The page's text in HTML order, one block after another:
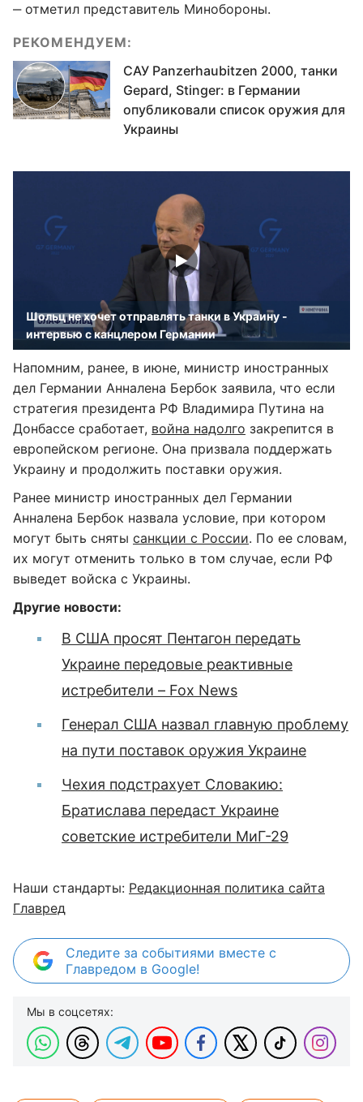
‒ отметил представитель Минобороны.
РЕКОМЕНДУЕМ:
САУ Panzerhaubitzen 2000, танки
Gepard, Stinger: в Германии
опубликовали список оружия для
Украины
Шольц не хочет отправлять танки в Украину -
интервью с канцлером Германии
Напомним, ранее, в июне, министр иностранных
дел Германии Анналена Бербок заявила, что если
стратегия президента РФ Владимира Путина на
Донбассе сработает, война надолго закрепится в
европейском регионе. Она призвала поддержать
Украину и продолжить поставки оружия.
Ранее министр иностранных дел Германии
Анналена Бербок назвала условие, при котором
могут быть сняты санкции с России. По ее словам,
их могут отменить только в том случае, если РФ
выведет войска с Украины.
Другие новости:
В США просят Пентагон передать
Украине передовые реактивные
истребители – Fox News
Генерал США назвал главную проблему
на пути поставок оружия Украине
Чехия подстрахует Словакию:
Братислава передаст Украине
советские истребители МиГ-29
Наши стандарты: Редакционная политика сайта
Главред
Следите за событиями вместе с
Главредом в Google!
Мы в соцсетях: